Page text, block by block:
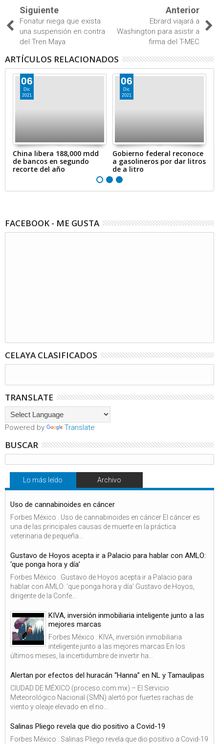
Siguiente
Fonatur niega que exista
una suspensión en contra
del Tren Maya
Anterior
Ebrard viajará a
Washington para asistir a
firma del T-MEC
ARTÍCULOS RELACIONADOS
06
Dic
2021
China libera 188,000 mdd
de bancos en segundo
recorte del año
06
Dic
2021
Gobierno federal reconoce
a gasolineros por dar litros
de a litro
FACEBOOK - ME GUSTA
CELAYA CLASIFICADOS
TRANSLATE
Powered by Translate
BUSCAR
Lo más leído Archivo
Uso de cannabinoides en cáncer
Forbes México . Uso de cannabinoides en cáncer El cáncer es
una de las principales causas de muerte en la práctica
veterinaria de pequeña...
Gustavo de Hoyos acepta ir a Palacio para hablar con AMLO:
‘que ponga hora y día’
Forbes México . Gustavo de Hoyos acepta ir a Palacio para
hablar con AMLO: ‘que ponga hora y día’ Gustavo de Hoyos,
dirigente de la Confe...
KIVA, inversión inmobiliaria inteligente junto a las
mejores marcas
Forbes México . KIVA, inversión inmobiliaria
inteligente junto a las mejores marcas En los
últimos meses, la incertidumbre de invertir ha...
Alertan por efectos del huracán “Hanna” en NL y Tamaulipas
CIUDAD DE MÉXICO (proceso.com.mx).– El Servicio
Meteorológico Nacional (SMN) alertó por fuertes rachas de
viento y oleaje elevado en el no...
Salinas Pliego revela que dio positivo a Covid-19
Forbes México . Salinas Pliego revela que dio positivo a Covid-19